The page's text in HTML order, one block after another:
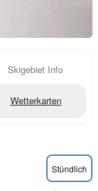
Skigebiet Info
Wetterkarten
Stündlich